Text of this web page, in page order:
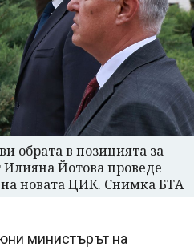
обрата в позицията за
Йотова проведе
на новата ЦИК. Снимка БТА
министърът на